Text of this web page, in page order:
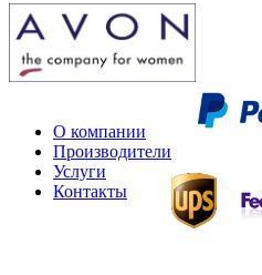
О компании
Производители
Услуги
Контакты